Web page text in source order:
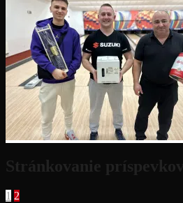
Stránkovanie príspevkov
1 2